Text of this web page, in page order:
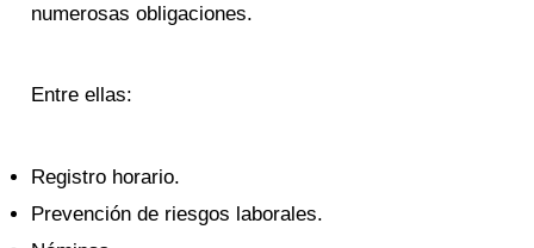
numerosas obligaciones.
Entre ellas:
Registro horario.
Prevención de riesgos laborales.